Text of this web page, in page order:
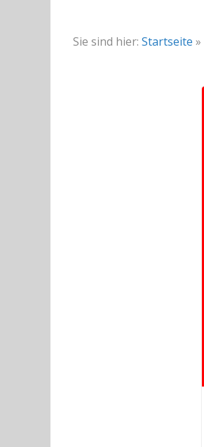
Sie sind hier: Startseite »